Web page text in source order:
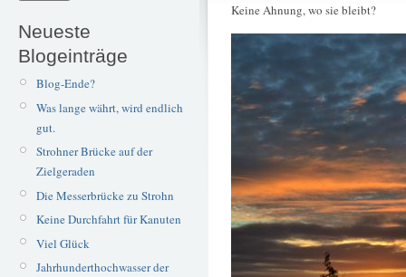
Neueste
Blogeinträge
Blog-Ende?
Was lange währt, wird endlich
gut.
Strohner Brücke auf der
Zielgeraden
Die Messerbrücke zu Strohn
Keine Durchfahrt für Kanuten
Viel Glück
Jahrhunderthochwasser der
Keine Ahnung, wo sie bleibt?